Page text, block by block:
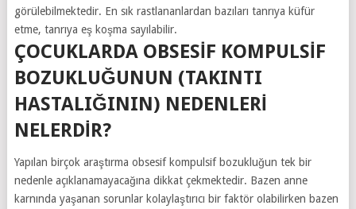
görülebilmektedir. En sık rastlananlardan bazıları tanrıya küfür
etme, tanrıya eş koşma sayılabilir.
ÇOCUKLARDA OBSESIF KOMPULSIF
BOZUKLUĞUNUN (TAKINTI
HASTALIĞININ) NEDENLERI
NELERDIR?
Yapılan birçok araştırma obsesif kompulsif bozukluğun tek bir
nedenle açıklanamayacağına dikkat çekmektedir. Bazen anne
karnında yaşanan sorunlar kolaylaştırıcı bir faktör olabilirken bazen